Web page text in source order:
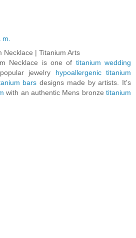
Necklace | Titanium Arts
Necklace is one of titanium wedding
jewelry hypoallergenic titanium
bars designs made by artists. It's
with an authentic Mens bronze titanium